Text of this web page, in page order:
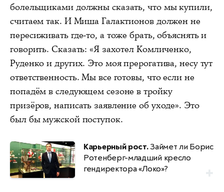
болельщиками должны сказать, что мы купили,
считаем так. И Миша Галактионов должен не
пересиживать где-то, а тоже брать, объяснять и
говорить. Сказать: «Я захотел Комличенко,
Руденко и других. Это моя прерогатива, несу тут
ответственность. Мы все готовы, что если не
попадём в следующем сезоне в тройку
призёров, написать заявление об уходе». Это
был бы мужской поступок.
Карьерный рост.Займет ли Борис
Ротенберг-младший кресло
гендиректора «Локо»?